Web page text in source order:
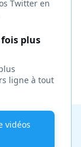
Twitter en
plus
ligne à tout
vidéos